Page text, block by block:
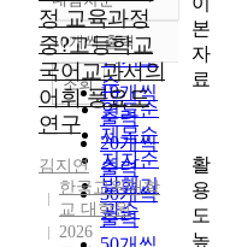
정확도
순
인기도
순
연도순
제목순
저자순
발행기
관순
내림차순
10개씩 출력
10개씩
출력
20개씩
출력
30개씩
출력
조회
정 교육과정
중?고등학교
국어교과서의
어휘 풍요도
연구
김지연
한국교원대학
교 대학원
2026
본
자
료
활
용
도
높